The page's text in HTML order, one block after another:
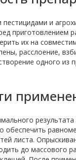
и
приготовлением
их на
расслоение,
одного из
обеспечить
листа.
до массового